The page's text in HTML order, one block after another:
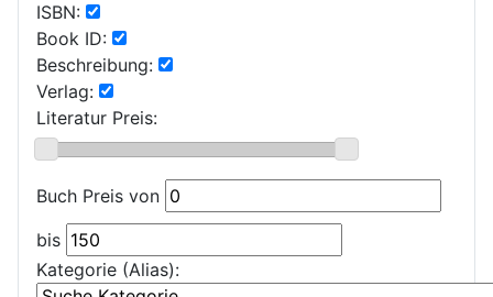
ISBN:
Book ID:
Beschreibung:
Verlag:
Literatur Preis:
Buch Preis von
bis
Kategorie (Alias):